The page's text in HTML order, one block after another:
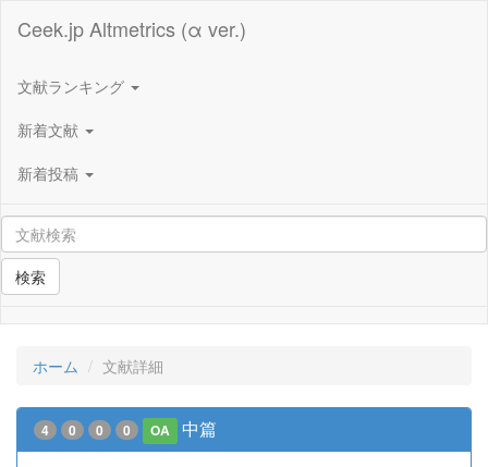
Ceek.jp Altmetrics (α ver.)
文献ランキング
新着文献
新着投稿
検索
ホーム 文献詳細
4 0 0 0 OA 中篇